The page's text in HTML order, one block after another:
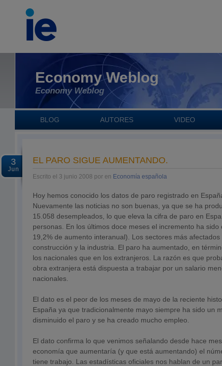
Economy Weblog
Economy Weblog
BLOG AUTORES VIDEO
3
Jun
EL PARO SIGUE AUMENTANDO.
Escrito el 3 junio 2008 por en Economía española
Hoy hemos conocido los datos de paro registrado en
Nuevamente las noticias no son buenas, ya que se ha
15.058 desempleados, lo que eleva la cifra de paro en
personas. En los últimos doce meses el incremento ha
19,2% de aumento interanual). Los sectores más
construcción y la industria. El paro ha aumentado, en
los nacionales que en los extranjeros. La razón es que
obra extranjera está dispuesta a trabajar por un salario
nacionales.
El dato es el peor de los meses de mayo de la reciente
España ya que tradicionalmente mayo siempre ha sido un
disminuido el paro y se ha creado mucho empleo.
El dato confirma lo que venimos señalando desde hace
economía que aumentaría (y que está aumentando) el
tiene trabajo. Las estadísticas oficiales nos hablan de un